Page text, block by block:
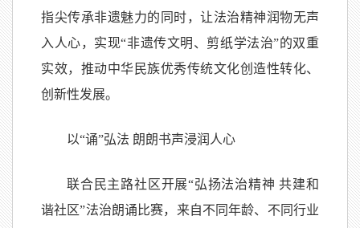
指尖传承非遗魅力的同时，让法治精神润物无声
入人心，实现“非遗传文明、剪纸学法治”的双重
实效，推动中华民族优秀传统文化创造性转化、
创新性发展。
以“诵”弘法 朗朗书声浸润人心
联合民主路社区开展“弘扬法治精神 共建和
谐社区”法治朗诵比赛，来自不同年龄、不同行业